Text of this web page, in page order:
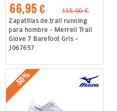
66,95 €
135,00 €
Zapatillas de trail running
para hombre - Merrell Trail
Glove 7 Barefoot Gris -
J067657
-50%